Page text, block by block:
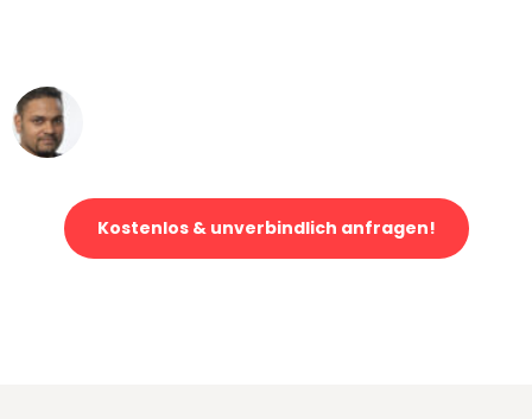
Kostenlos & unverbindlich anfragen!